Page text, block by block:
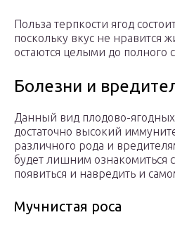
Польза терпкости ягод
поскольку вкус не нравится
остаются целыми до полного
Болезни и
Данный вид плодово-
достаточно высокий
различного рода и
будет лишним ознакомиться
появиться и навредить и
Мучнистая роса